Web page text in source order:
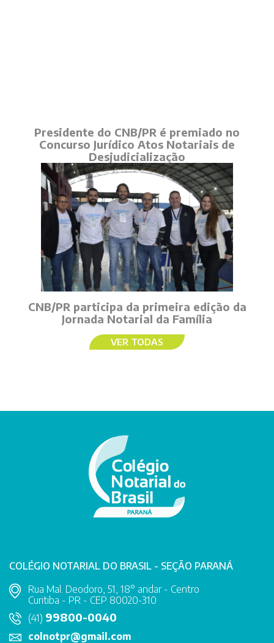
Presidente do CNB/PR é premiado no
Concurso Jurídico Atos Notariais de
Desjudicialização
CNB/PR participa da primeira edição da
Jornada Notarial da Família
VER TODAS
COLÉGIO NOTARIAL DO BRASIL - SEÇÃO PARANÁ
Rua Mal. Deodoro, 51, 18° andar - Centro
Curitiba - PR - CEP 80020-310
(41) 99800-0040
colnotpr@gmail.com